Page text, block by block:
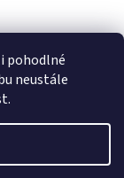
pohodlné
neustále